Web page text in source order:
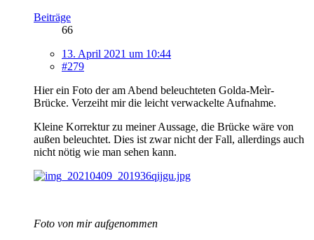
Beiträge
66
13. April 2021 um 10:44
#279
Hier ein Foto der am Abend beleuchteten Golda-Meìr-
Brücke. Verzeiht mir die leicht verwackelte Aufnahme.
Kleine Korrektur zu meiner Aussage, die Brücke wäre von
außen beleuchtet. Dies ist zwar nicht der Fall, allerdings auch
nicht nötig wie man sehen kann.
Foto von mir aufgenommen